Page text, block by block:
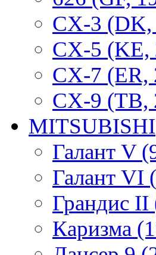
CX-3 (DK,
CX-5 (KE,
CX-7 (ER,
CX-9 (TB,
MITSUBISHI
Галант V
Галант VI
Грандис II
Каризма